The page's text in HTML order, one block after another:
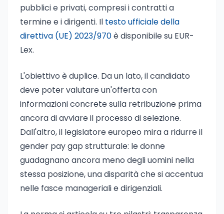
pubblici e privati, compresi i contratti a
termine e i dirigenti. Il testo ufficiale della
direttiva (UE) 2023/970è disponibile su EUR-
Lex.
L'obiettivo è duplice. Da un lato, il candidato
deve poter valutare un'offerta con
informazioni concrete sulla retribuzione prima
ancora di avviare il processo di selezione.
Dall'altro, il legislatore europeo mira a ridurre il
gender pay gap strutturale: le donne
guadagnano ancora meno degli uomini nella
stessa posizione, una disparità che si accentua
nelle fasce manageriali e dirigenziali.